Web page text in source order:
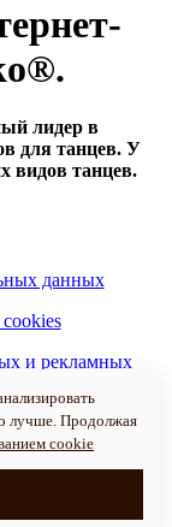
лидер в
для танцев. У
видов танцев.
данных
и рекламных
данных
"Гришко+"
лучше. Продолжая
cookie